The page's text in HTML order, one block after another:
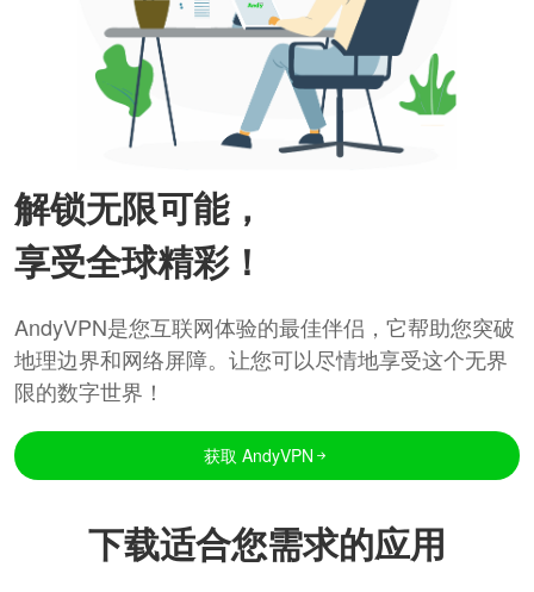
解锁无限可能，
享受全球精彩！
AndyVPN是您互联网体验的最佳伴侣，它帮助您突破
地理边界和网络屏障。让您可以尽情地享受这个无界
限的数字世界！
获取 AndyVPN
下载适合您需求的应用